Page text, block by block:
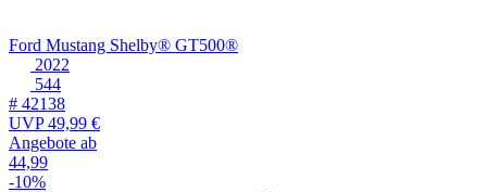
Ford Mustang Shelby® GT500®
2022
544
# 42138
UVP49,99 €
Angebote ab
44,99
-10%